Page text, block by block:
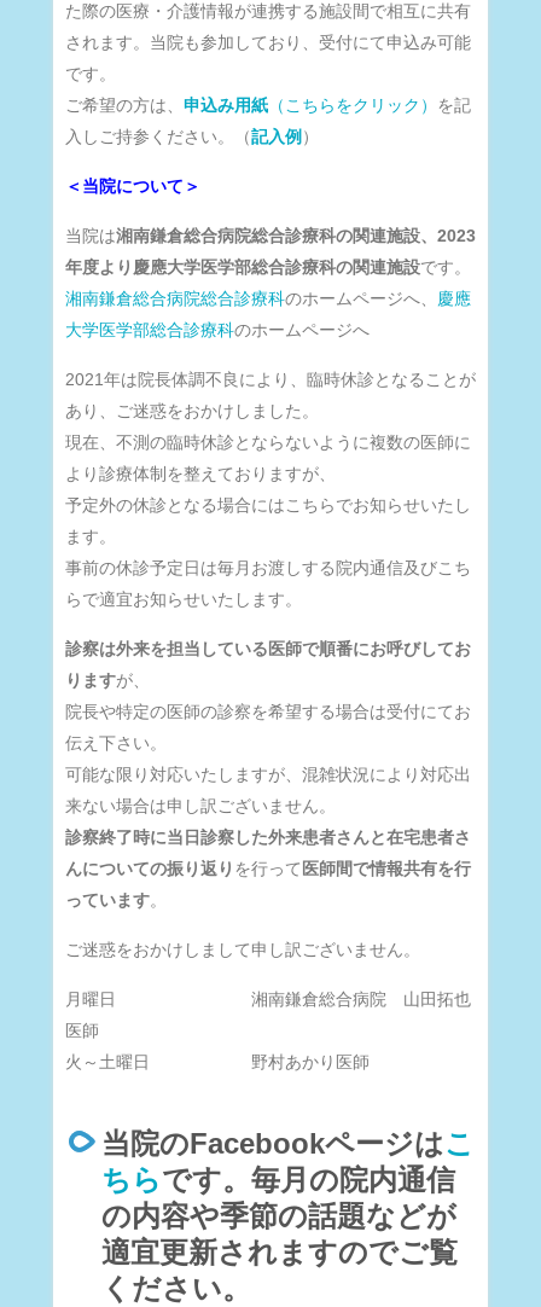
た際の医療・介護情報が連携する施設間で相互に共有
されます。当院も参加しており、受付にて申込み可能
です。
ご希望の方は、 申込み用紙 （こちらをクリック） を記
入しご持参ください。（記入例 ）
＜当院について＞
当院は湘南鎌倉総合病院総合診療科の関連施設、2023
年度より慶應大学医学部総合診療科の関連施設です。
湘南鎌倉総合病院総合診療科のホームページへ、 慶應
大学医学部総合診療科のホームページへ
2021年は院長体調不良により、臨時休診となることが
あり、ご迷惑をおかけしました。
現在、不測の臨時休診とならないように複数の医師に
より診療体制を整えておりますが、
予定外の休診となる場合にはこちらでお知らせいたし
ます。
事前の休診予定日は毎月お渡しする院内通信及びこち
らで適宜お知らせいたします。
診察は外来を担当している医師で順番にお呼びしてお
りますが、
院長や特定の医師の診察を希望する場合は受付にてお
伝え下さい。
可能な限り対応いたしますが、混雑状況により対応出
来ない場合は申し訳ございません。
診察終了時に当日診察した外来患者さんと在宅患者さ
んについての振り返り を行って 医師間で情報共有を行
っています。
ご迷惑をおかけしまして申し訳ございません。
月曜日 湘南鎌倉総合病院 山田拓也
医師
火～土曜日 野村あかり医師
当院のFacebookページはこ
ちらです。毎月の院内通信
の内容や季節の話題などが
適宜更新されますのでご覧
ください。